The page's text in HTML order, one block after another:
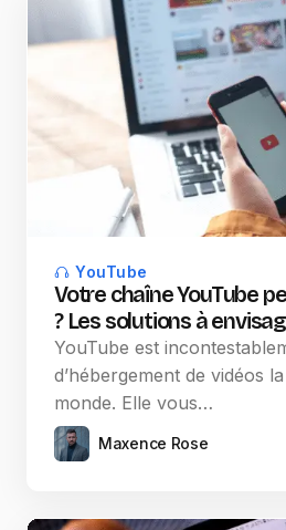
YouTube
Votre chaîne YouTube
? Les solutions à
YouTube est
d’hébergement de vidéos
monde. Elle vous…
Maxence Rose